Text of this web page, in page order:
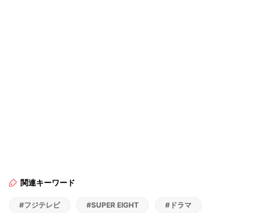
関連キーワード
#フジテレビ #SUPER EIGHT #ドラマ